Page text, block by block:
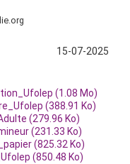
15-07-2025
(1.08 Mo)
(388.91 Ko)
(279.96 Ko)
(231.33 Ko)
(825.32 Ko)
(850.48 Ko)